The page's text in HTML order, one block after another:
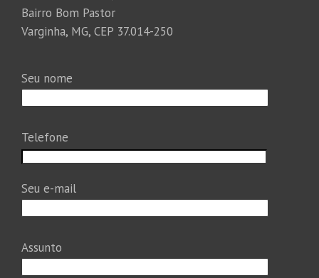
Bairro Bom Pastor
Varginha, MG, CEP 37.014-250
Seu nome
Telefone
Seu e-mail
Assunto